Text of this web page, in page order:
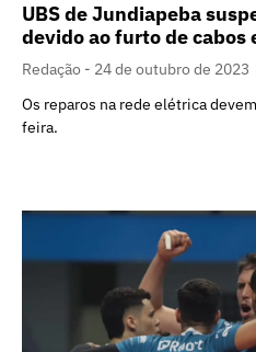
UBS de Jundiapeba
devido ao furto de cabos
Redação
24 de outubro de 2023
Os reparos na rede elétrica
feira.